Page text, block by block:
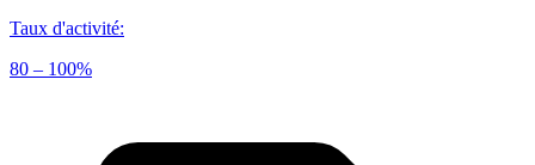
Taux d'activité:
80 – 100%